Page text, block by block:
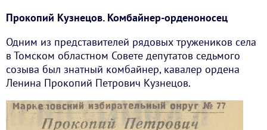
Прокопий Кузнецов. Комбайнер-орденоносец
Одним из представителей рядовых тружеников села
в Томском областном Совете депутатов седьмого
созыва был знатный комбайнер, кавалер ордена
Ленина Прокопий Петрович Кузнецов.